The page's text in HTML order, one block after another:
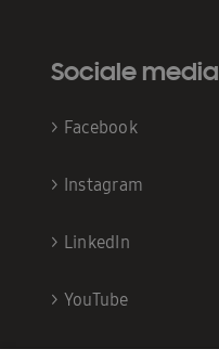
Sociale media
> Facebook
> Instagram
> LinkedIn
> YouTube